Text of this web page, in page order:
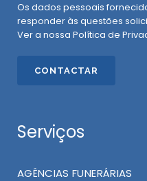
Os dados pessoais
responder às questões
Ver a nossa Política de
Serviços
AGÊNCIAS FUNERÁRIAS